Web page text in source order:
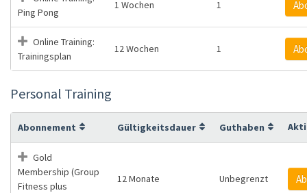
Ping Pong
1 Wochen 1
Online Training:
Trainingsplan
12 Wochen 1
Personal Training
Abonnement Gültigkeitsdauer Guthaben
Gold
Membership (Group
Fitness plus
12 Monate Unbegrenzt